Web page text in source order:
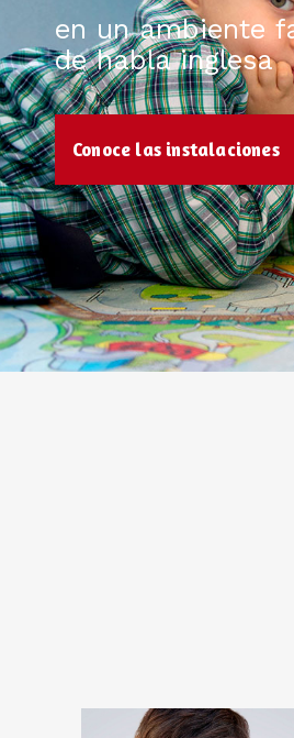
en un ambiente
de habla inglesa
Conoce las instalaciones